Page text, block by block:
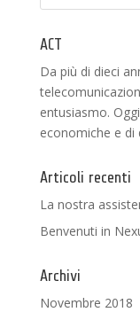
ACT
Da più di dieci
entusiasmo.
economiche e di
Articoli recenti
La nostra
Benvenuti in
Archivi
Novembre 2018